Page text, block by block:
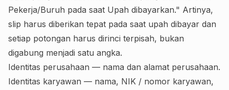
Pekerja/Buruh pada saat Upah dibayarkan." Artinya,
slip harus diberikan tepat pada saat upah dibayar dan
setiap potongan harus dirinci terpisah, bukan
digabung menjadi satu angka.
Identitas perusahaan — nama dan alamat perusahaan.
Identitas karyawan — nama, NIK / nomor karyawan,